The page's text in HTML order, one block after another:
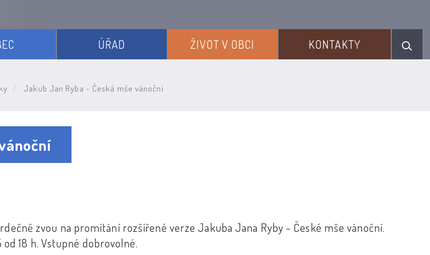
ÚŘAD ŽIVOT V OBCI KONTAKTY
Jakub Jan Ryba - Česká mše vánoční
zvou na promítání rozšířené verze Jakuba Jana Ryby - České mše vánoční.
18 h. Vstupné dobrovolné.